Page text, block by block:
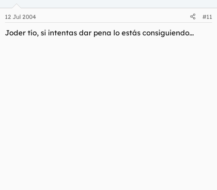
12 Jul 2004 #11
Joder tío, si intentas dar pena lo estás consiguiendo...